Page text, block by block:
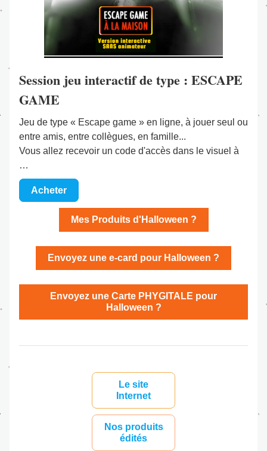
Session jeu interactif de type : ESCAPE
GAME
Jeu de type « Escape game » en ligne, à jouer seul ou
entre amis, entre collègues, en famille...
Vous allez recevoir un code d'accès dans le visuel à
…
Acheter
Mes Produits d'Halloween ?
Envoyez une e-card pour Halloween ?
Envoyez une Carte PHYGITALE pour
Halloween ?
Le site
Internet
Nos produits
édités